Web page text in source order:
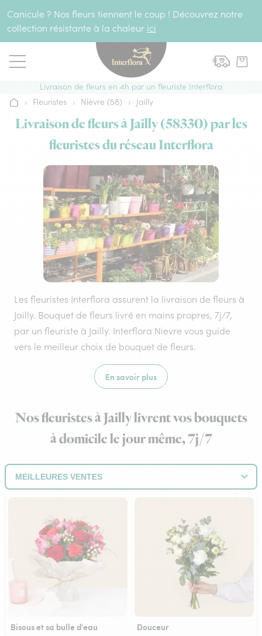
Canicule ? Nos fleurs tiennent le coup ! Découvrez notre
collection résistante à la chaleur ici
Livraison de fleurs en 4h par un fleuriste Interflora
Accueil
› Fleuristes › Nièvre (58) › Jailly
Livraison de fleurs à Jailly (58330) par les
fleuristes du réseau Interflora
Les fleuristes Interflora assurent la livraison de fleurs à
Jailly. Bouquet de fleurs livré en mains propres, 7j/7,
par un fleuriste à Jailly. Interflora Nievre vous guide
vers le meilleur choix de bouquet de fleurs.
En savoir plus
Nos fleuristes à Jailly livrent vos bouquets
à domicile le jour même, 7j/7
Bisous et sa bulle d'eau Douceur